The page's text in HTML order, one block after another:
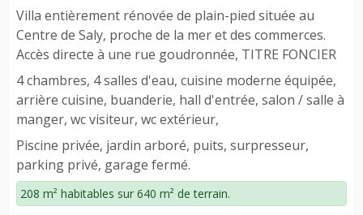
Villa entièrement rénovée de plain-pied située au
Centre de Saly, proche de la mer et des commerces.
Accès directe à une rue goudronnée, TITRE FONCIER
4 chambres, 4 salles d'eau, cuisine moderne équipée,
arrière cuisine, buanderie, hall d'entrée, salon / salle à
manger, wc visiteur, wc extérieur,
Piscine privée, jardin arboré, puits, surpresseur,
parking privé, garage fermé.
208 m² habitables sur 640 m² de terrain.